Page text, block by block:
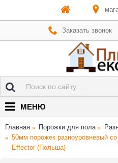
Заказать звонок
МЕНЮ
Главная Порожки для пола
50мм порожек разноуровневый
Effector (Польша)